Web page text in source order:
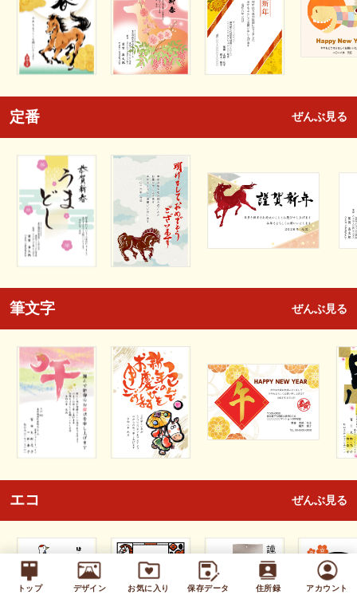
トップ デザイン お気に入り 保存データ 住所録 アカウント
定番 ぜんぶ見る
筆文字 ぜんぶ見る
エコ ぜんぶ見る